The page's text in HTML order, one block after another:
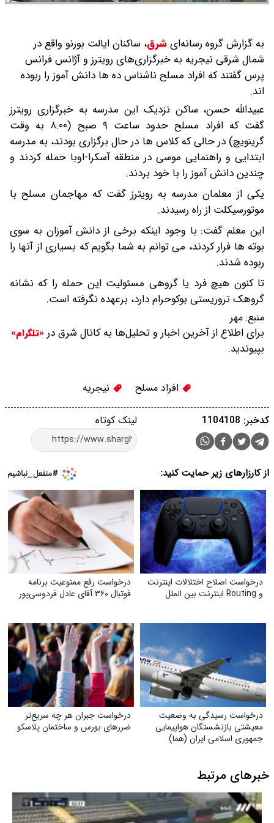
به گزارش گروه رسانه‌ایشرق، ساکنان ایالت بورنو واقع در
شمال شرقی نیجریه به خبرگزاری‌های رویترز و آژانس فرانس
پرس گفتند که افراد مسلح ناشناس ده‌ ها دانش‌ آموز را ربوده‌
اند.
عبیدالله حسن، ساکن نزدیک این مدرسه به خبرگزاری رویترز
گفت که افراد مسلح حدود ساعت ۹ صبح (۸:۰۰ به وقت
گرینویچ) در حالی که کلاس‌ ها در حال برگزاری بودند، به مدرسه
ابتدایی و راهنمایی موسی در منطقه آسکرا-اوبا حمله کردند و
چندین دانش‌ آموز را با خود بردند.
یکی از معلمان مدرسه به رویترز گفت که مهاجمان مسلح با
موتورسیکلت از راه رسیدند.
این معلم گفت: با وجود اینکه برخی از دانش‌ آموزان به سوی
بوته‌ ها فرار کردند، می‌ توانم به شما بگویم که بسیاری از آنها را
ربوده شدند.
تا کنون هیچ فرد یا گروهی مسئولیت این حمله را که نشانه
گروهک تروریستی بوکوحرام دارد، برعهده نگرفته است.
منبع: مهر
برای اطلاع از آخرین اخبار و تحلیل‌ها به کانال شرق در «تلگرام»
بپیوندید.
افراد مسلح نیجریه
لینک کوتاه کدخبر: 1104108
از کارزارهای زیر حمایت کنید:
درخواست اصلاح اختلالات اینترنت
و Routing اینترنت بین الملل
درخواست رفع ممنوعیت برنامه
فوتبال ۳۶۰ آقای عادل فردوسی‌پور
درخواست رسیدگی به وضعیت
معیشتی بازنشستگان هواپیمایی
جمهوری اسلامی ایران (هما)
درخواست جبران هر چه سریع‌تر
ضررهای بورس و ساختمان پلاسکو
خبرهای مرتبط